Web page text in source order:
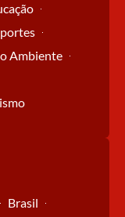
Ambiente
Brasil